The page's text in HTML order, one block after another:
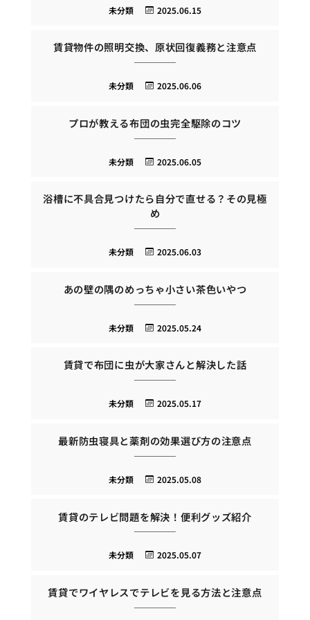
2025.06.15
未分類
賃貸物件の照明交換、原状回復義務と注意点
2025.06.06
未分類
プロが教える布団の虫完全駆除のコツ
2025.06.05
未分類
浴槽に不具合見つけたら自分で直せる？その見極
め
2025.06.03
未分類
あの壁の隅のめっちゃ小さい茶色いやつ
2025.05.24
未分類
賃貸で布団に虫が大家さんと解決した話
2025.05.17
未分類
最新防虫寝具と薬剤の効果選び方の注意点
2025.05.08
未分類
賃貸のテレビ問題を解決！便利グッズ紹介
2025.05.07
未分類
賃貸でワイヤレスでテレビを見る方法と注意点